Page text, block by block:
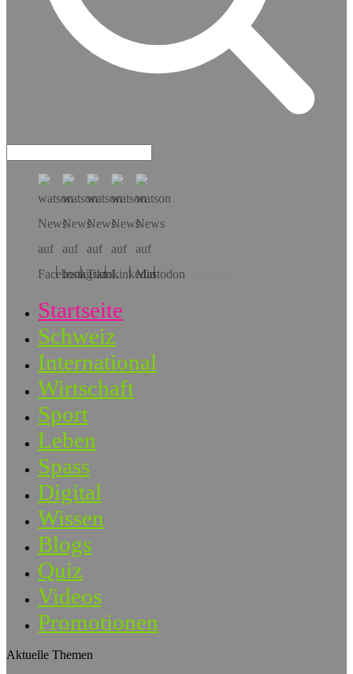
Hol dir die App!
Startseite
Schweiz
International
Wirtschaft
Sport
Leben
Spass
Digital
Wissen
Blogs
Quiz
Videos
Promotionen
Aktuelle Themen